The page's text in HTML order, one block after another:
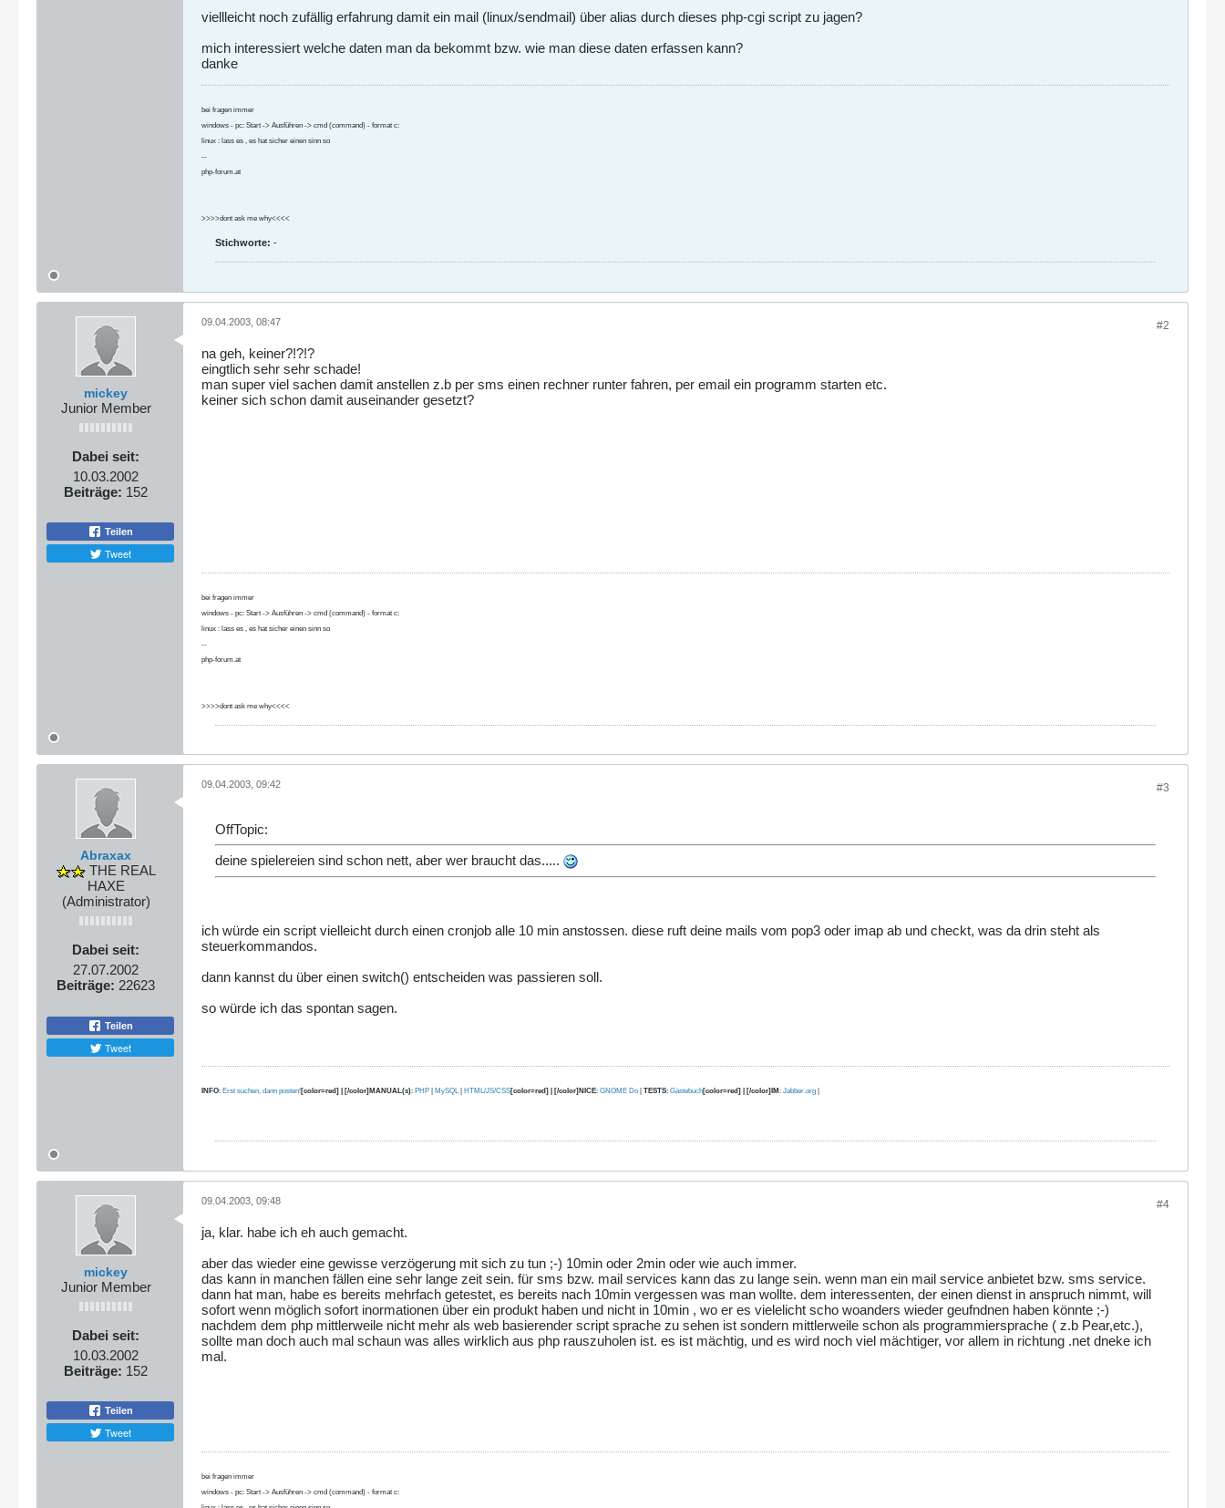
viellleicht noch zufällig erfahrung damit ein mail (linux/sendmail) über alias durch dieses php-cgi script zu jagen?
mich interessiert welche daten man da bekommt bzw. wie man diese daten erfassen kann?
danke
bei fragen immer
windows - pc: Start -> Ausführen -> cmd (command) - format c:
linux : lass es , es hat sicher einen sinn so
--
php-forum.at
>>>>dont ask me why<<<<
Stichworte: -
mickey
Junior Member
Dabei seit:
10.03.2002
Beiträge: 152
Teilen
Tweet
#2
09.04.2003, 08:47
na geh, keiner?!?!?
eingtlich sehr sehr schade!
man super viel sachen damit anstellen z.b per sms einen rechner runter fahren, per email ein programm starten etc.
keiner sich schon damit auseinander gesetzt?
bei fragen immer
windows - pc: Start -> Ausführen -> cmd (command) - format c:
linux : lass es , es hat sicher einen sinn so
--
php-forum.at
>>>>dont ask me why<<<<
Abraxax
THE REAL
HAXE
(Administrator)
Dabei seit:
27.07.2002
Beiträge: 22623
Teilen
Tweet
#3
09.04.2003, 09:42
OffTopic:
deine spielereien sind schon nett, aber wer braucht das.....
ich würde ein script vielleicht durch einen cronjob alle 10 min anstossen. diese ruft deine mails vom pop3 oder imap ab und checkt, was da drin steht als
steuerkommandos.
dann kannst du über einen switch() entscheiden was passieren soll.
so würde ich das spontan sagen.
INFO: Erst suchen, dann posten![color=red] | [/color]MANUAL(s): PHP MySQL| HTML/JS/CSS[color=red] | [/color]NICE: GNOME Do TESTS: Gästebuch[color=red] | [/color]IM : Jabber.org
mickey
Junior Member
Dabei seit:
10.03.2002
Beiträge: 152
Teilen
Tweet
#4
09.04.2003, 09:48
ja, klar. habe ich eh auch gemacht.
aber das wieder eine gewisse verzögerung mit sich zu tun ;-) 10min oder 2min oder wie auch immer.
das kann in manchen fällen eine sehr lange zeit sein. für sms bzw. mail services kann das zu lange sein. wenn man ein mail service anbietet bzw. sms service.
dann hat man, habe es bereits mehrfach getestet, es bereits nach 10min vergessen was man wollte. dem interessenten, der einen dienst in anspruch nimmt, will
sofort wenn möglich sofort inormationen über ein produkt haben und nicht in 10min , wo er es vielelicht scho woanders wieder geufndnen haben könnte ;-)
nachdem dem php mittlerweile nicht mehr als web basierender script sprache zu sehen ist sondern mittlerweile schon als programmiersprache ( z.b Pear,etc.),
sollte man doch auch mal schaun was alles wirklich aus php rauszuholen ist. es ist mächtig, und es wird noch viel mächtiger, vor allem in richtung .net dneke ich
mal.
bei fragen immer
windows - pc: Start -> Ausführen -> cmd (command) - format c: